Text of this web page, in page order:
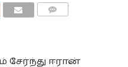
சேர்ந்து ஈரான்